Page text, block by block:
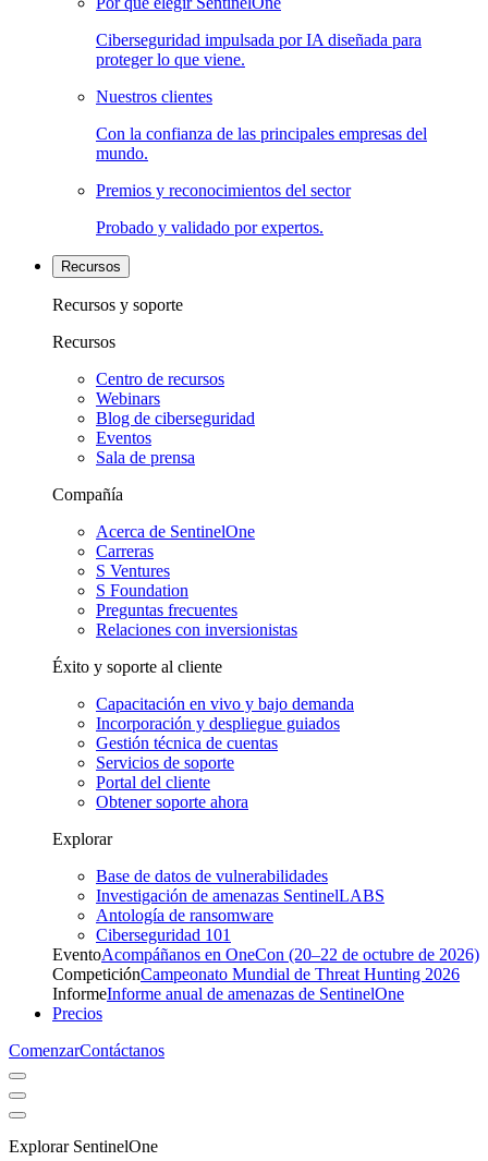
Ciberseguridad impulsada por IA diseñada para
proteger lo que viene.
Nuestros clientes
Con la confianza de las principales empresas del
mundo.
Premios y reconocimientos del sector
Probado y validado por expertos.
Recursos
Recursos y soporte
Recursos
Centro de recursos
Webinars
Blog de ciberseguridad
Eventos
Sala de prensa
Compañía
Acerca de SentinelOne
Carreras
S Ventures
S Foundation
Preguntas frecuentes
Relaciones con inversionistas
Éxito y soporte al cliente
Capacitación en vivo y bajo demanda
Incorporación y despliegue guiados
Gestión técnica de cuentas
Servicios de soporte
Portal del cliente
Obtener soporte ahora
Explorar
Base de datos de vulnerabilidades
Investigación de amenazas SentinelLABS
Antología de ransomware
Ciberseguridad 101
EventoAcompáñanos en OneCon (20–22 de octubre de 2026)
CompeticiónCampeonato Mundial de Threat Hunting 2026
InformeInforme anual de amenazas de SentinelOne
Precios
ComenzarContáctanos
Explorar SentinelOne